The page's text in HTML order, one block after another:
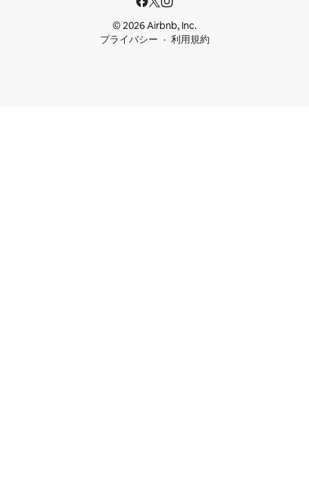
© 2026 Airbnb, Inc.
プライバシー
利用規約